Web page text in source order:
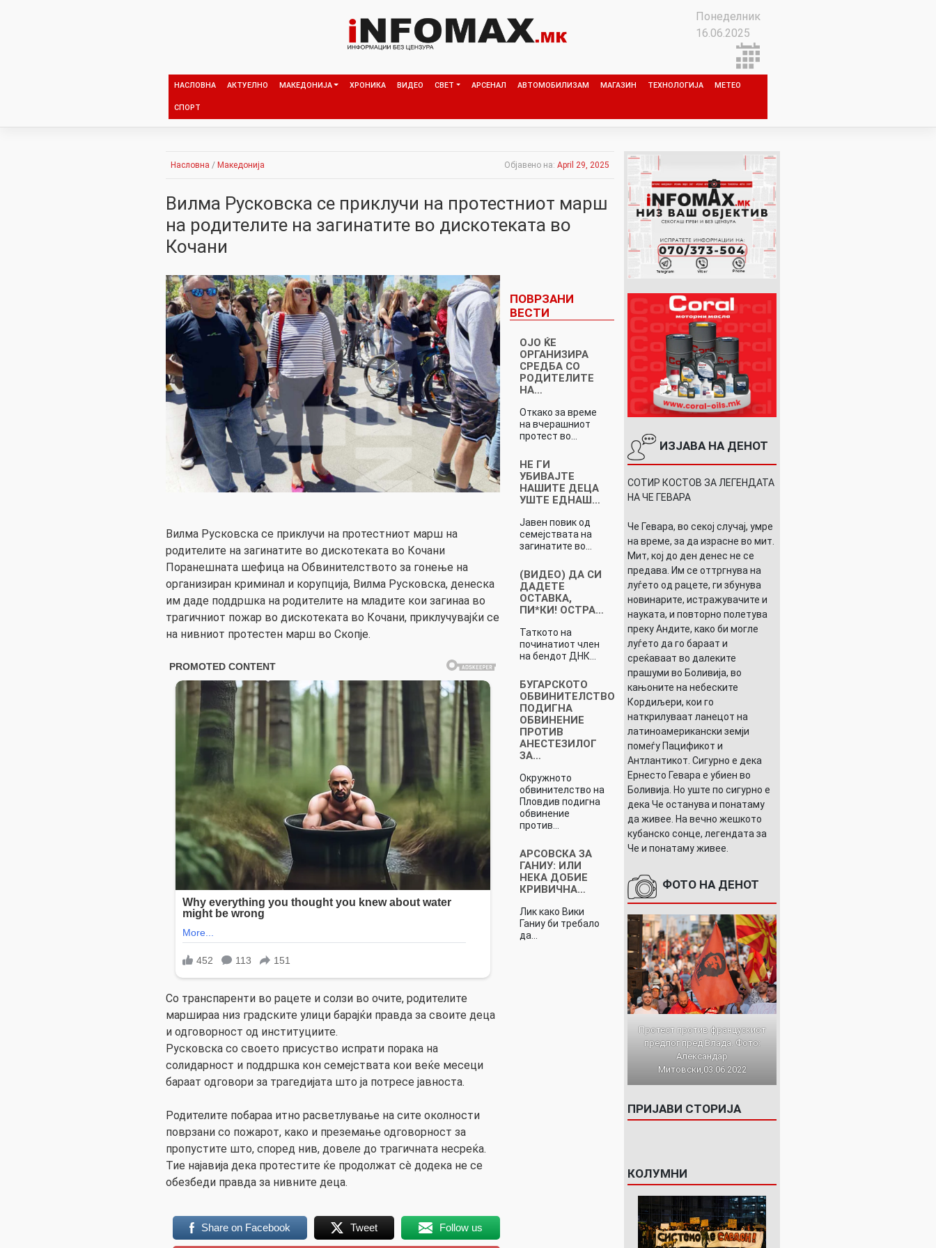
Понеделник
16.06.2025
НАСЛОВНА АКТУЕЛНО МАКЕДОНИЈА ХРОНИКА ВИДЕО СВЕТ АРСЕНАЛ АВТОМОБИЛИЗАМ МАГАЗИН ТЕХНОЛОГИЈА МЕТЕО
СПОРТ
Насловна / Македонија Објавено на: April 29, 2025
Вилма Русковска се приклучи на протестниот марш
на родителите на загинатите во дискотеката во
Кочани
Вилма Русковска се приклучи на протестниот марш на
родителите на загинатите во дискотеката во Кочани
Поранешната шефица на Обвинителството за гонење на
организиран криминал и корупција, Вилма Русковска, денеска
им даде поддршка на родителите на младите кои загинаа во
трагичниот пожар во дискотеката во Кочани, приклучувајќи се
на нивниот протестен марш во Скопје.
Со транспаренти во рацете и солзи во очите, родителите
маршираа низ градските улици барајќи правда за своите деца
и одговорност од институциите.
Русковска со своето присуство испрати порака на
солидарност и поддршка кон семејствата кои веќе месеци
бараат одговори за трагедијата што ја потресе јавноста.
Родителите побараа итно расветлување на сите околности
поврзани со пожарот, како и преземање одговорност за
пропустите што, според нив, довеле до трагичната несреќа.
Тие најавија дека протестите ќе продолжат сè додека не се
обезбеди правда за нивните деца.
Share on Facebook Tweet Follow us
ПОВРЗАНИ
ВЕСТИ
ОЈО ЌЕ
ОРГАНИЗИРА
СРЕДБА СО
РОДИТЕЛИТЕ
НА…
Откако за време
на вчерашниот
протест во…
НЕ ГИ
УБИВАЈТЕ
НАШИТЕ ДЕЦА
УШТЕ ЕДНАШ…
Јавен повик од
семејствата на
загинатите во…
(ВИДЕО) ДА СИ
ДАДЕТЕ
ОСТАВКА,
ПИ*КИ! ОСТРА…
Таткото на
починатиот член
на бендот ДНК…
БУГАРСКОТО
ОБВИНИТЕЛСТВО
ПОДИГНА
ОБВИНЕНИЕ
ПРОТИВ
АНЕСТЕЗИЛОГ
ЗА…
Окружното
обвинителство на
Пловдив подигна
обвинение
против…
АРСОВСКА ЗА
ГАНИУ: ИЛИ
НЕКА ДОБИЕ
КРИВИЧНА…
Лик како Вики
Ганиу би требало
да…
ИЗЈАВА НА ДЕНОТ
СОТИР КОСТОВ ЗА ЛЕГЕНДАТА
НА ЧЕ ГЕВАРА
Че Гевара, во секој случај, умре
на време, за да израсне во мит.
Мит, кој до ден денес не се
предава. Им се оттргнува на
луѓето од рацете, ги збунува
новинарите, истражувачите и
науката, и повторно полетува
преку Андите, како би могле
луѓето да го бараат и
среќаваат во далеките
прашуми во Боливија, во
кањоните на небеските
Кордиљери, кои го
наткрилуваат ланецот на
латиноамерикански земји
помеѓу Пацификот и
Антлантикот. Сигурно е дека
Ернесто Гевара е убиен во
Боливија. Но уште по сигурно е
дека Че останува и понатаму
да живее. На вечно жешкото
кубанско сонце, легендата за
Че и понатаму живее.
ФОТО НА ДЕНОТ
Протест против францускиот
предлог пред Влада. Фото:
Александар
Митовски,03.06.2022
ПРИЈАВИ СТОРИЈА
КОЛУМНИ